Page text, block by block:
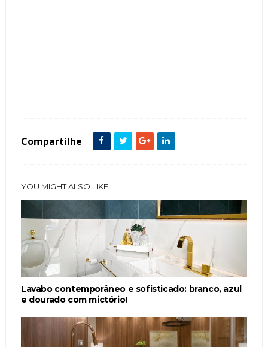
Compartilhe
YOU MIGHT ALSO LIKE
Lavabo contemporâneo e sofisticado: branco, azul
e dourado com mictório!